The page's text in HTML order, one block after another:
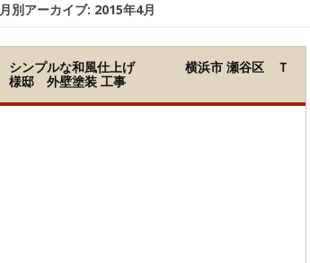
月別アーカイブ: 2015年4月
シンプルな和風仕上げ 横浜市 瀬谷区 Ｔ
様邸 外壁塗装 工事